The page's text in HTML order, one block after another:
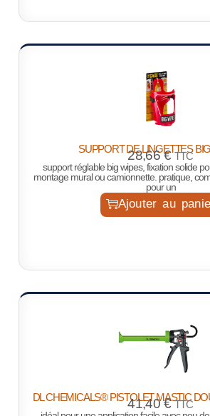
SUPPORT DE LINGETTES
28,66€ TTC
support réglable big wipes, fixation solide
montage mural ou camionnette. pratique,
pour un
Ajouter au
DL CHEMICALS® PISTOLET MASTIC
41,40€ TTC